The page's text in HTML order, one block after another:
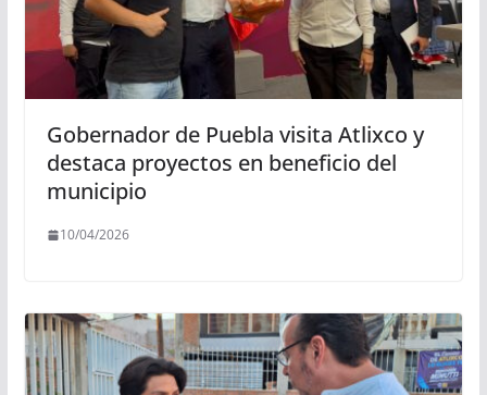
Gobernador de Puebla visita Atlixco y
destaca proyectos en beneficio del
municipio
10/04/2026